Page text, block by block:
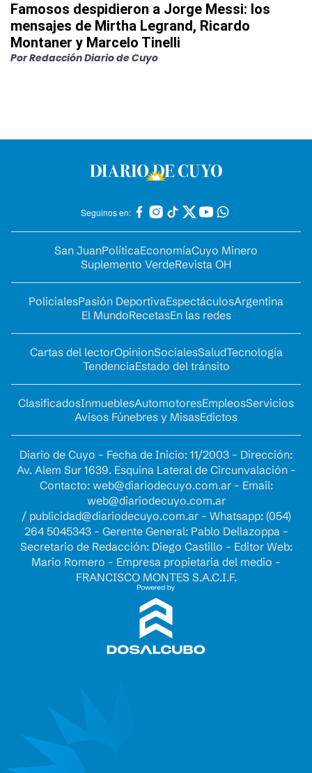
Famosos despidieron a Jorge Messi: los
mensajes de Mirtha Legrand, Ricardo
Montaner y Marcelo Tinelli
PorRedacción Diario de Cuyo
Seguinos en:
San JuanPolíticaEconomíaCuyo Minero
Suplemento VerdeRevista OH
PolicialesPasión DeportivaEspectáculosArgentina
El MundoRecetasEn las redes
Cartas del lectorOpinionSocialesSaludTecnología
TendenciaEstado del tránsito
ClasificadosInmueblesAutomotoresEmpleosServicios
Avisos Fúnebres y MisasEdictos
Diario de Cuyo - Fecha de Inicio: 11/2003 - Dirección:
Av. Alem Sur 1639. Esquina Lateral de Circunvalación -
Contacto: web@diariodecuyo.com.ar- Email:
web@diariodecuyo.com.ar
/ publicidad@diariodecuyo.com.ar- Whatsapp: (054)
264 5045343 - Gerente General: Pablo Dellazoppa -
Secretario de Redacción: Diego Castillo - Editor Web:
Mario Romero - Empresa propietaria del medio -
FRANCISCO MONTES S.A.C.I.F.